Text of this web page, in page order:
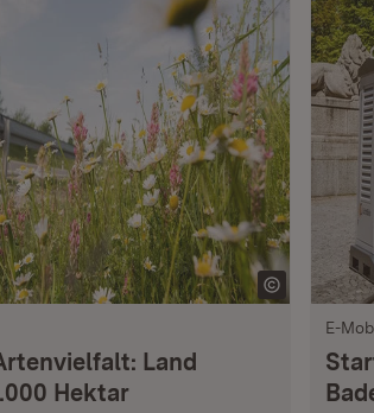
Land
Hektar
E-